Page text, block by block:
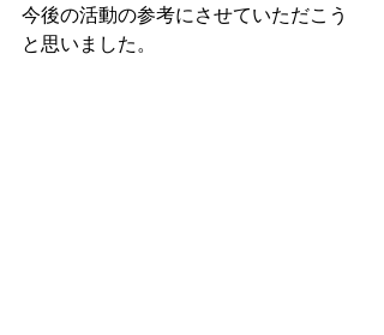
今後の活動の参考にさせていただこう
と思いました。